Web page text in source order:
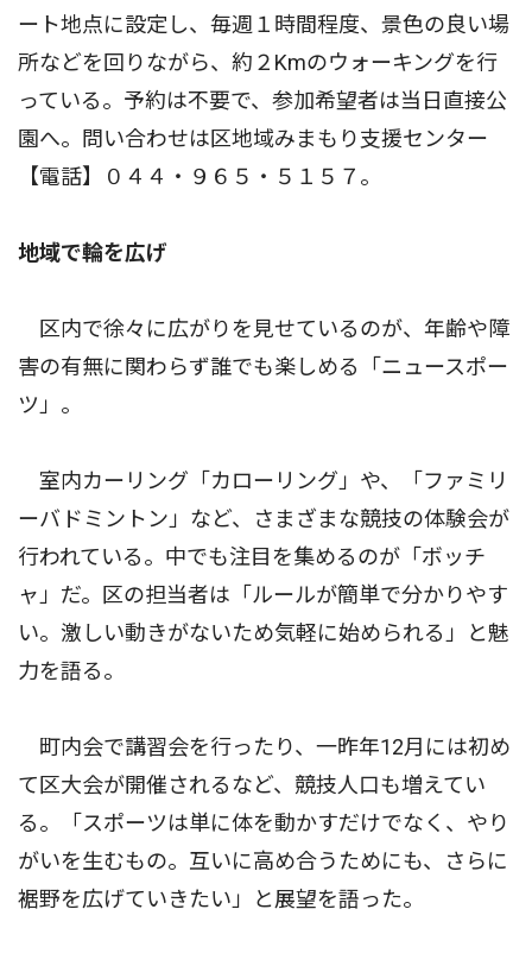
ート地点に設定し、毎週１時間程度、景色の良い場
所などを回りながら、約２Kmのウォーキングを行
っている。予約は不要で、参加希望者は当日直接公
園へ。問い合わせは区地域みまもり支援センター
【電話】０４４・９６５・５１５７。
地域で輪を広げ
区内で徐々に広がりを見せているのが、年齢や障
害の有無に関わらず誰でも楽しめる「ニュースポー
ツ」。
室内カーリング「カローリング」や、「ファミリ
ーバドミントン」など、さまざまな競技の体験会が
行われている。中でも注目を集めるのが「ボッチ
ャ」だ。区の担当者は「ルールが簡単で分かりやす
い。激しい動きがないため気軽に始められる」と魅
力を語る。
町内会で講習会を行ったり、一昨年12月には初め
て区大会が開催されるなど、競技人口も増えてい
る。「スポーツは単に体を動かすだけでなく、やり
がいを生むもの。互いに高め合うためにも、さらに
裾野を広げていきたい」と展望を語った。